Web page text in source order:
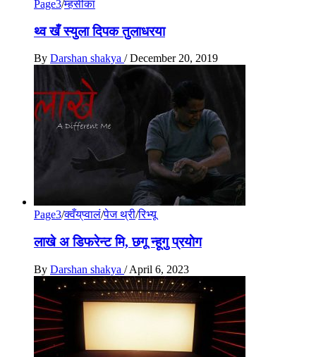
Page3/म्हसीका
थ्व खँ स्युला दिपक तुलाधरया
By Darshan shakya / December 20, 2019
Page3/क्वँय्‌प्वालं/पेज थ्री/रिभ्यू
लाखे अ डिफरेन्ट मि, छगू न्हूगु प्रयाेग
By Darshan shakya / April 6, 2023